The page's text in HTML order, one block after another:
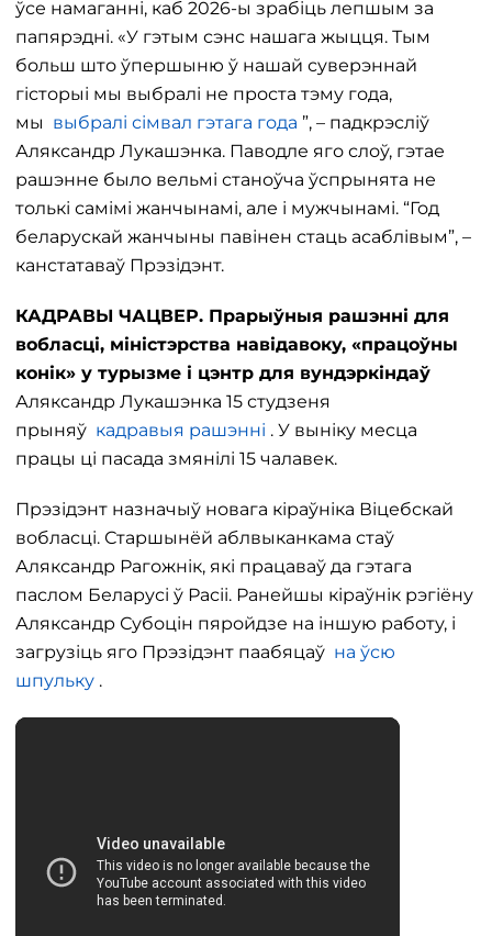
ўсе намаганні, каб 2026-ы зрабіць лепшым за
папярэдні. «У гэтым сэнс нашага жыцця. Тым
больш што ўпершыню ў нашай суверэннай
гісторыі мы выбралі не проста тэму года,
мы выбралі сімвал гэтага года ”, – падкрэсліў
Аляксандр Лукашэнка. Паводле яго слоў, гэтае
рашэнне было вельмі станоўча ўспрынята не
толькі самімі жанчынамі, але і мужчынамі. “Год
беларускай жанчыны павінен стаць асаблівым”, –
канстатаваў Прэзідэнт.
КАДРАВЫ ЧАЦВЕР. Прарыўныя рашэнні для
вобласці, міністэрства навідавоку, «працоўны
конік» у турызме і цэнтр для вундэркіндаў
Аляксандр Лукашэнка 15 студзеня
прыняў кадравыя рашэнні . У выніку месца
працы ці пасада змянілі 15 чалавек.
Прэзідэнт назначыў новага кіраўніка Віцебскай
вобласці. Старшынёй аблвыканкама стаў
Аляксандр Рагожнік, які працаваў да гэтага
паслом Беларусі ў Расіі. Ранейшы кіраўнік рэгіёну
Аляксандр Субоцін пяройдзе на іншую работу, і
загрузіць яго Прэзідэнт паабяцаў на ўсю
шпульку .